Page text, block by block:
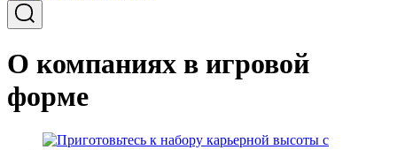
О компаниях в игровой
форме